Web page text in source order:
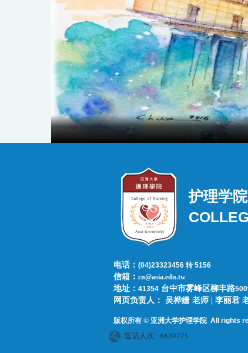
护理学院
电话： (04)23323456 转 5156
信箱： cn@asia.edu.tw
地址： 41354 台中市雾峰区柳丰路500
网页负责人：​​​ ​吴桦姗 老师 | 李丽君
版权所有 © 亚洲大学护理学院 All rights
造访人次 : 6639775